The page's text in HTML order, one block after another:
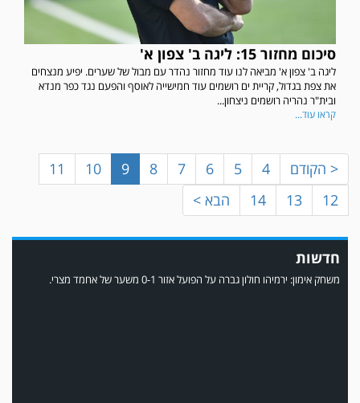
סיכום מחזור 15: ליגה ב' צפון א'
ליגה ב' צפון א' מביאה לנו עוד מחזור נהדר עם מבול של שערים. יפיע מנצחים
את צפת בגדול, קריית ים רושמים עוד חמישייה לאוסף והפעם נגד כפר מנדא
ובית"ר נהריה רושמים ניצחון...
קראו עוד...
< הקודם 4
5
6
7
8
9
10
11
12
13
14 הבא >
חדשות
במשחק אימון שהתקיים הבוקר יום ה' ניצחה קרית מלאכי את עירוני אשדוד 5-0.
משחק אימון: ירמיהו חולון גברה על הפועל אזור 0-1 משער של אחמד מצרי.